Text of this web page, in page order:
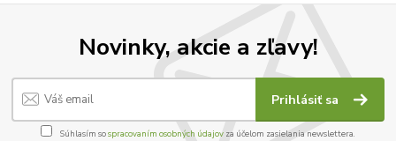
Novinky, akcie a zľavy!
Prihlásiť sa
Súhlasím sospracovaním osobných údajov za účelom zasielania newslettera.